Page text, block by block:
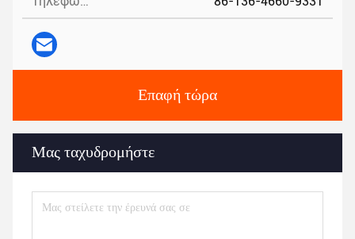
Επαφή τώρα
Μας ταχυδρομήστε